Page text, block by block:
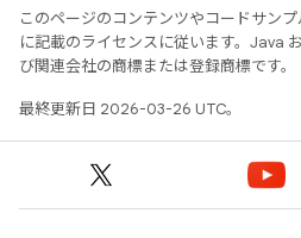
このページのコンテンツやコードサンプ
に記載のライセンスに従います。Java
び関連会社の商標または登録商標です。
最終更新日 2026-03-26 UTC。